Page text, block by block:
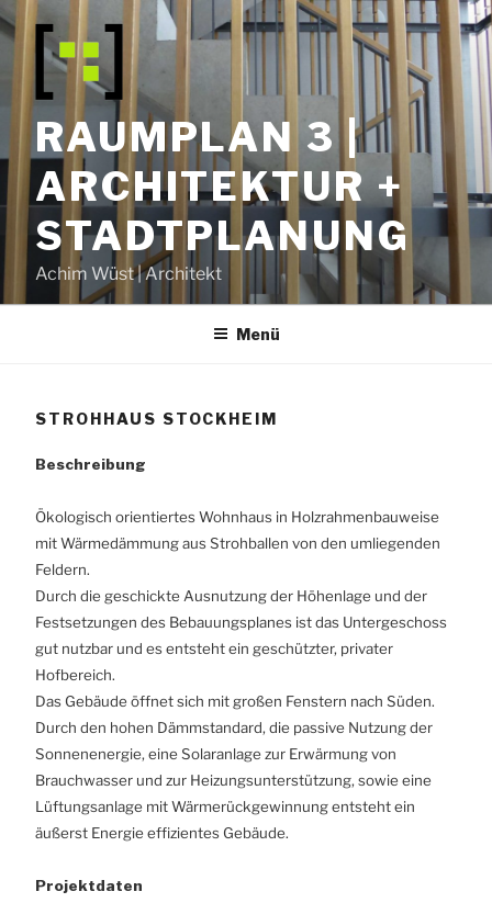
Zum
Inhalt
springen
RAUMPLAN 3 |
ARCHITEKTUR +
STADTPLANUNG
Achim Wüst | Architekt
Menü
STROHHAUS STOCKHEIM
Beschreibung
Ökologisch orientiertes Wohnhaus in Holzrahmenbauweise
mit Wärmedämmung aus Strohballen von den umliegenden
Feldern.
Durch die geschickte Ausnutzung der Höhenlage und der
Festsetzungen des Bebauungsplanes ist das Untergeschoss
gut nutzbar und es entsteht ein geschützter, privater
Hofbereich.
Das Gebäude öffnet sich mit großen Fenstern nach Süden.
Durch den hohen Dämmstandard, die passive Nutzung der
Sonnenenergie, eine Solaranlage zur Erwärmung von
Brauchwasser und zur Heizungsunterstützung, sowie eine
Lüftungsanlage mit Wärmerückgewinnung entsteht ein
äußerst Energie effizientes Gebäude.
Projektdaten